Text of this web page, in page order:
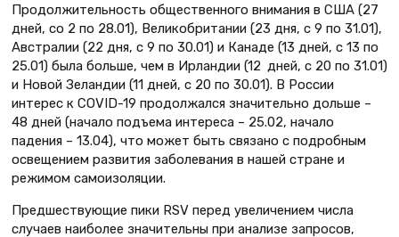
Продолжительность общественного внимания в США (27
дней, со 2 по 28.01), Великобритании (23 дня, с 9 по 31.01),
Австралии (22 дня, с 9 по 30.01) и Канаде (13 дней, с 13 по
25.01) была больше, чем в Ирландии (12 дней, с 20 по 31.01)
и Новой Зеландии (11 дней, с 20 по 30.01). В России
интерес к COVID-19 продолжался значительно дольше –
48 дней (начало подъема интереса – 25.02, начало
падения – 13.04), что может быть связано с подробным
освещением развития заболевания в нашей стране и
режимом самоизоляции.
Предшествующие пики RSV перед увеличением числа
случаев наиболее значительны при анализе запросов,